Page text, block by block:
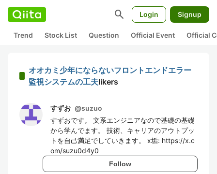
search Login Signup
Trend Stock List Question Official Event Official
オオカミ少年にならないフロントエンドエラー
監視システムの工夫likers
すずお @suzuo
すずおです。 文系エンジニアなので基礎の基礎
から学んでます。 技術、キャリアのアウトプッ
トを自己満足でしていきます。 x垢: https://x.c
om/suzu0d4y0
Follow